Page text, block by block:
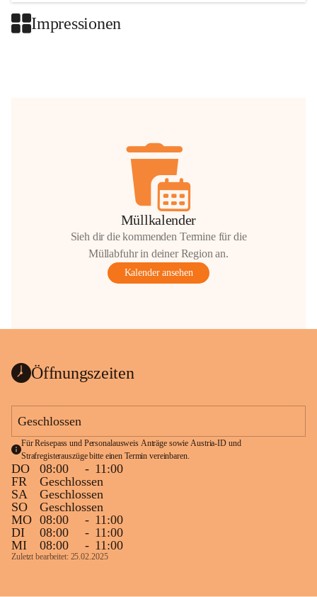
Impressionen
Müllkalender
Sieh dir die kommenden Termine für die
Müllabfuhr in deiner Region an.
Kalender ansehen
Öffnungszeiten
Geschlossen
Für Reisepass und Personalausweis Anträge sowie Austria-ID und
Strafregisterauszüge bitte einen Termin vereinbaren.
DO 08:00 - 11:00
FR
Geschlossen
SA
Geschlossen
SO
Geschlossen
MO 08:00 - 11:00
DI
08:00 - 11:00
MI
08:00 - 11:00
Zuletzt bearbeitet: 25.02.2025